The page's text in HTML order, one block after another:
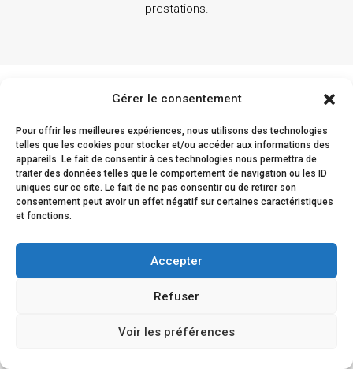
Gérer le consentement
Pour offrir les meilleures expériences, nous utilisons des technologies
telles que les cookies pour stocker et/ou accéder aux informations des
appareils. Le fait de consentir à ces technologies nous permettra de
traiter des données telles que le comportement de navigation ou les ID
uniques sur ce site. Le fait de ne pas consentir ou de retirer son
consentement peut avoir un effet négatif sur certaines caractéristiques
et fonctions.
Accepter
Refuser
Voir les préférences
prestations.
Les retours clients
La satisfaction de nos clients est prouvée par leur
fidélité et leur confiance renouvelée envers nous.